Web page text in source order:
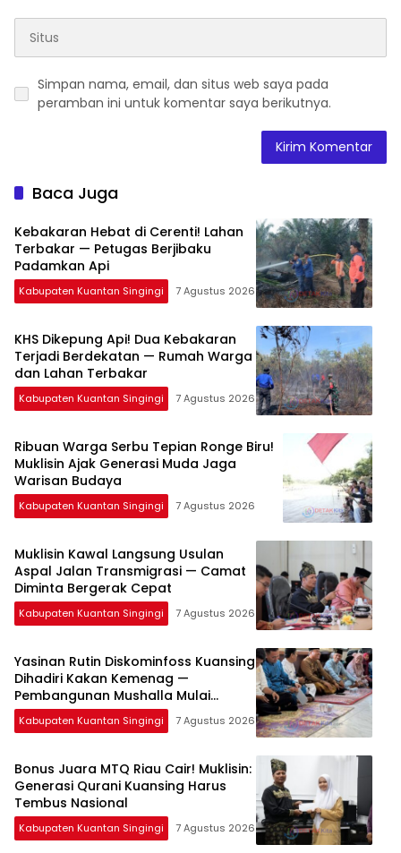
Simpan nama, email, dan situs web saya pada
peramban ini untuk komentar saya berikutnya.
Baca Juga
Kebakaran Hebat di Cerenti! Lahan
Terbakar — Petugas Berjibaku
Padamkan Api
Kabupaten Kuantan Singingi 7 Agustus 2026
KHS Dikepung Api! Dua Kebakaran
Terjadi Berdekatan — Rumah Warga
dan Lahan Terbakar
Kabupaten Kuantan Singingi 7 Agustus 2026
Ribuan Warga Serbu Tepian Ronge Biru!
Muklisin Ajak Generasi Muda Jaga
Warisan Budaya
Kabupaten Kuantan Singingi 7 Agustus 2026
Muklisin Kawal Langsung Usulan
Aspal Jalan Transmigrasi — Camat
Diminta Bergerak Cepat
Kabupaten Kuantan Singingi 7 Agustus 2026
Yasinan Rutin Diskominfoss Kuansing
Dihadiri Kakan Kemenag —
Pembangunan Mushalla Mulai
Dirancang
Kabupaten Kuantan Singingi 7 Agustus 2026
Bonus Juara MTQ Riau Cair! Muklisin:
Generasi Qurani Kuansing Harus
Tembus Nasional
Kabupaten Kuantan Singingi 7 Agustus 2026